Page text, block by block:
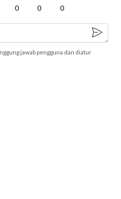
0 0 0
jawab pengguna dan diatur